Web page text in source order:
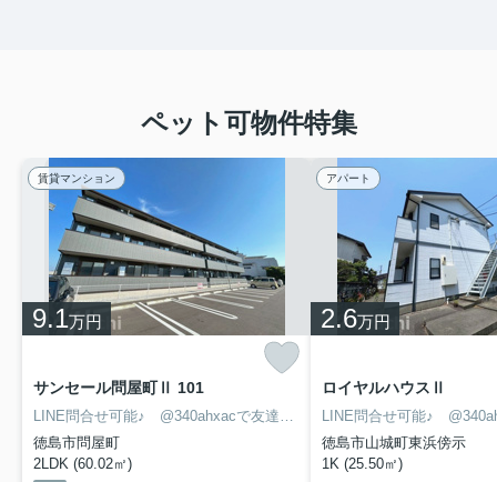
ペット可物件特集
賃貸マンション
9.1万円
サンセール問屋町Ⅱ 101
LINE問合せ可能♪ @340ahxacで友達検索して下さい
徳島市問屋町
2LDK (60.02㎡)
アパート
2.6万円
ロイヤルハウスⅡ
徳島市山城町東浜傍示
1K (25.50㎡)